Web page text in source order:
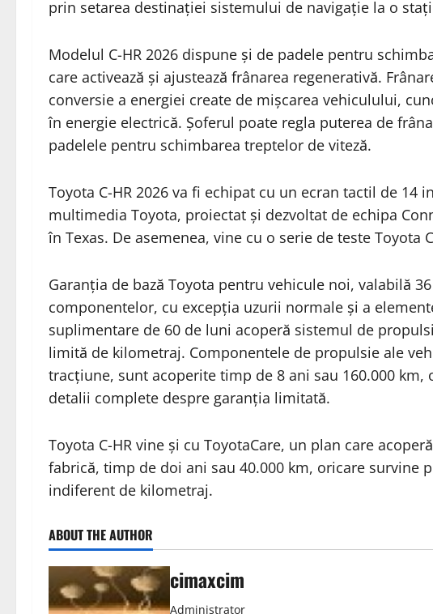
prin setarea destinației sistemului de navigație la o
Modelul C-HR 2026 dispune și de padele pentru
care activează și ajustează frânarea regenerativă.
conversie a energiei create de mișcarea vehiculului,
în energie electrică. Șoferul poate regla puterea de
padelele pentru schimbarea treptelor de viteză.
Toyota C-HR 2026 va fi echipat cu un ecran tactil de 14
multimedia Toyota, proiectat și dezvoltat de echipa
în Texas. De asemenea, vine cu o serie de teste Toyota
Garanția de bază Toyota pentru vehicule noi, valabilă
componentelor, cu excepția uzurii normale și a
suplimentare de 60 de luni acoperă sistemul de
limită de kilometraj. Componentele de propulsie ale
tracțiune, sunt acoperite timp de 8 ani sau 160.000
detalii complete despre garanția limitată.
Toyota C-HR vine și cu ToyotaCare, un plan care
fabrică, timp de doi ani sau 40.000 km, oricare survine
indiferent de kilometraj.
ABOUT THE AUTHOR
cimaxcim
Administrator